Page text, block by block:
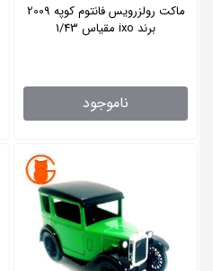
ماکت رولزرویس فانتوم کوپه 2009
برند ixo مقیاس 1/43
ناموجود